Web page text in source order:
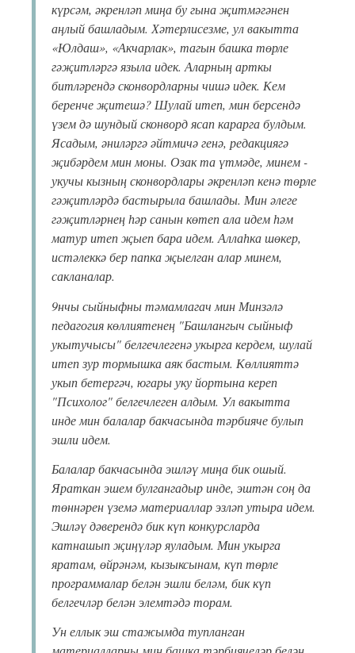
күрсәм, әкренләп миңа бу гына җитмәгәнен
аңлый башладым. Хәтерлисезме, ул вакытта
«Юлдаш», «Акчарлак», тагын башка төрле
гәҗитләргә языла идек. Аларның арткы
битләрендә сконвордларны чишә идек. Кем
беренче җитешә? Шулай итеп, мин берсендә
үзем дә шундый сконворд ясап карарга булдым.
Ясадым, әниләргә әйтмичә генә, редакциягә
җибәрдем мин моны. Озак та үтмәде, минем -
укучы кызның сконвордлары әкренләп кенә төрле
гәҗитләрдә бастырыла башлады. Мин әлеге
гәҗитләрнең һәр санын көтеп ала идем һәм
матур итеп җыеп бара идем. Аллаһка шөкер,
истәлеккә бер папка җыелган алар минем,
сакланалар.
9нчы сыйныфны тәмамлагач мин Минзәлә
педагогия көллиятенең "Башлангыч сыйныф
укытучысы" белгечлегенә укырга кердем, шулай
итеп зур тормышка аяк бастым. Көллияттә
укып бетергәч, югары уку йортына кереп
"Психолог" белгечлеген алдым. Ул вакытта
инде мин балалар бакчасында тәрбияче булып
эшли идем.
Балалар бакчасында эшләү миңа бик ошый.
Яраткан эшем булгангадыр инде, эштән соң да
төннәрен үземә материаллар эзләп утыра идем.
Эшләү дәверендә бик күп конкурсларда
катнашып җиңүләр яуладым. Мин укырга
яратам, өйрәнәм, кызыксынам, күп төрле
программалар белән эшли беләм, бик күп
белгечләр белән элемтәдә торам.
Ун еллык эш стажымда тупланган